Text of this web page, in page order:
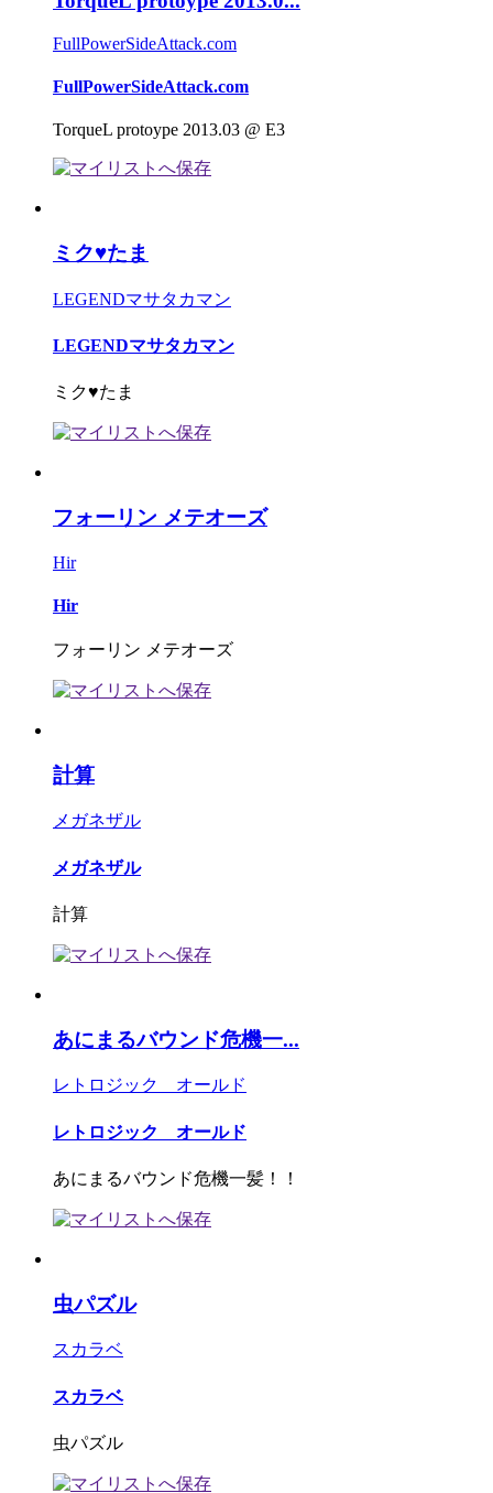
FullPowerSideAttack.com
FullPowerSideAttack.com
TorqueL protoype 2013.03 @ E3
ミク♥たま
LEGENDマサタカマン
LEGENDマサタカマン
ミク♥たま
フォーリン メテオーズ
Hir
Hir
フォーリン メテオーズ
計算
メガネザル
メガネザル
計算
あにまるバウンド危機一...
レトロジック オールド
レトロジック オールド
あにまるバウンド危機一髪！！
虫パズル
スカラベ
スカラベ
虫パズル